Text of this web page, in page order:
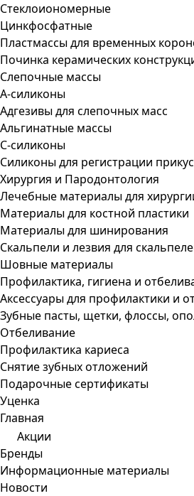
Стеклоиономерные
Цинкфосфатные
Пластмассы для временных
Починка керамических
Слепочные массы
А-силиконы
Адгезивы для слепочных масс
Альгинатные массы
С-силиконы
Силиконы для регистрации
Хирургия и Пародонтология
Лечебные материалы для
Материалы для костной пластики
Материалы для шинирования
Скальпели и лезвия для
Шовные материалы
Профилактика, гигиена и
Аксессуары для профилактики и
Зубные пасты, щетки, флоссы,
Отбеливание
Профилактика кариеса
Снятие зубных отложений
Подарочные сертификаты
Уценка
Главная
Акции
Бренды
Информационные материалы
Новости